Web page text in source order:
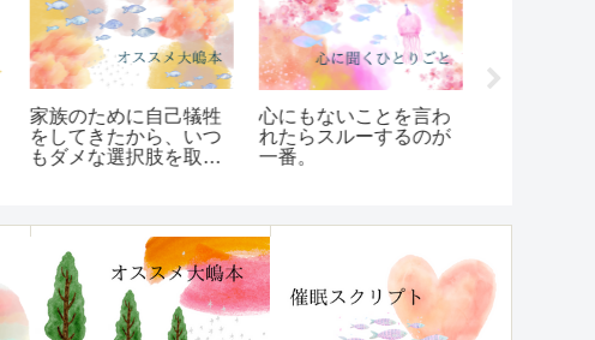
家族のために自己犠牲
をしてきたから、いつ
もダメな選択肢を取っ
法】レビュー
心にもないことを言わ
れたらスルーするのが
一番。